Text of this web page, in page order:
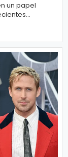
un papel